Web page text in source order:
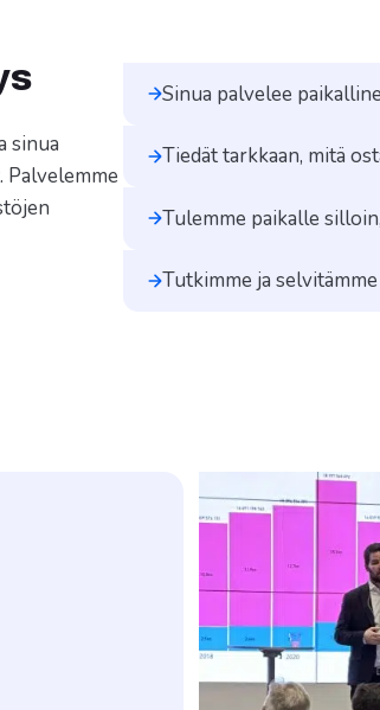
sinua
Sinua palvelee
Tiedät tarkkaan, mitä
Tulemme paikalle
Tutkimme ja